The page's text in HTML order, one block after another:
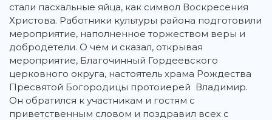
стали пасхальные яйца, как символ Воскресения
Христова. Работники культуры района подготовили
мероприятие, наполненное торжеством веры и
добродетели. О чем и сказал, открывая
мероприятие, Благочинный Гордеевского
церковного округа, настоятель храма Рождества
Пресвятой Богородицы протоиерей Владимир.
Он обратился к участникам и гостям с
приветственным словом и поздравил всех с